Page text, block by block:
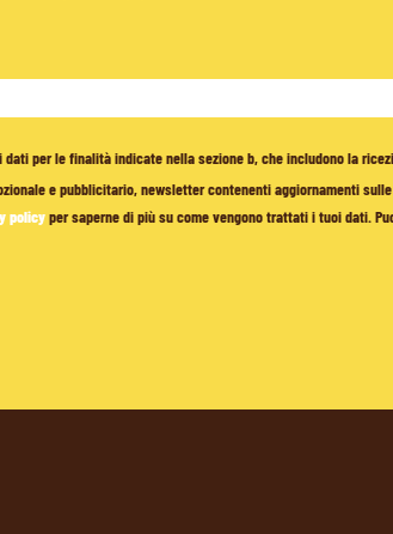
per le finalità indicate nella sezione b, che includono la
e pubblicitario, newsletter contenenti aggiornamenti
policyper saperne di più su come vengono trattati i tuoi dati.